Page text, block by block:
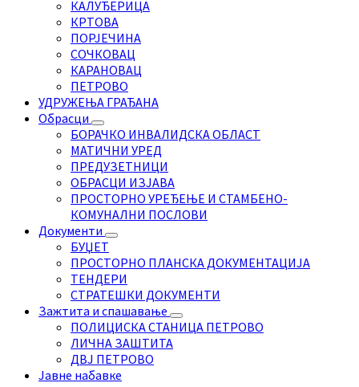
КАЛУЂЕРИЦА
КРТОВА
ПОРЈЕЧИНА
СОЧКОВАЦ
КАРАНОВАЦ
ПЕТРОВО
УДРУЖЕЊА ГРАЂАНА
Обрасци
БОРАЧКО ИНВАЛИДСКА ОБЛАСТ
МАТИЧНИ УРЕД
ПРЕДУЗЕТНИЦИ
ОБРАСЦИ ИЗЈАВА
ПРОСТОРНО УРЕЂЕЊЕ И СТАМБЕНО-
КОМУНАЛНИ ПОСЛОВИ
Документи
БУЏЕТ
ПРОСТОРНО ПЛАНСКА ДОКУМЕНТАЦИЈА
ТЕНДЕРИ
СТРАТЕШКИ ДОКУМЕНТИ
Зажтита и спашавање
ПОЛИЦИСКА СТАНИЦА ПЕТРОВО
ЛИЧНА ЗАШТИТА
ДВЈ ПЕТРОВО
Јавне набавке